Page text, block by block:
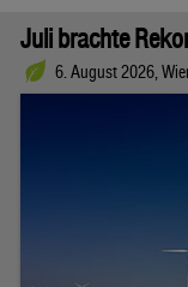
Juli brachte
6. August 2026,